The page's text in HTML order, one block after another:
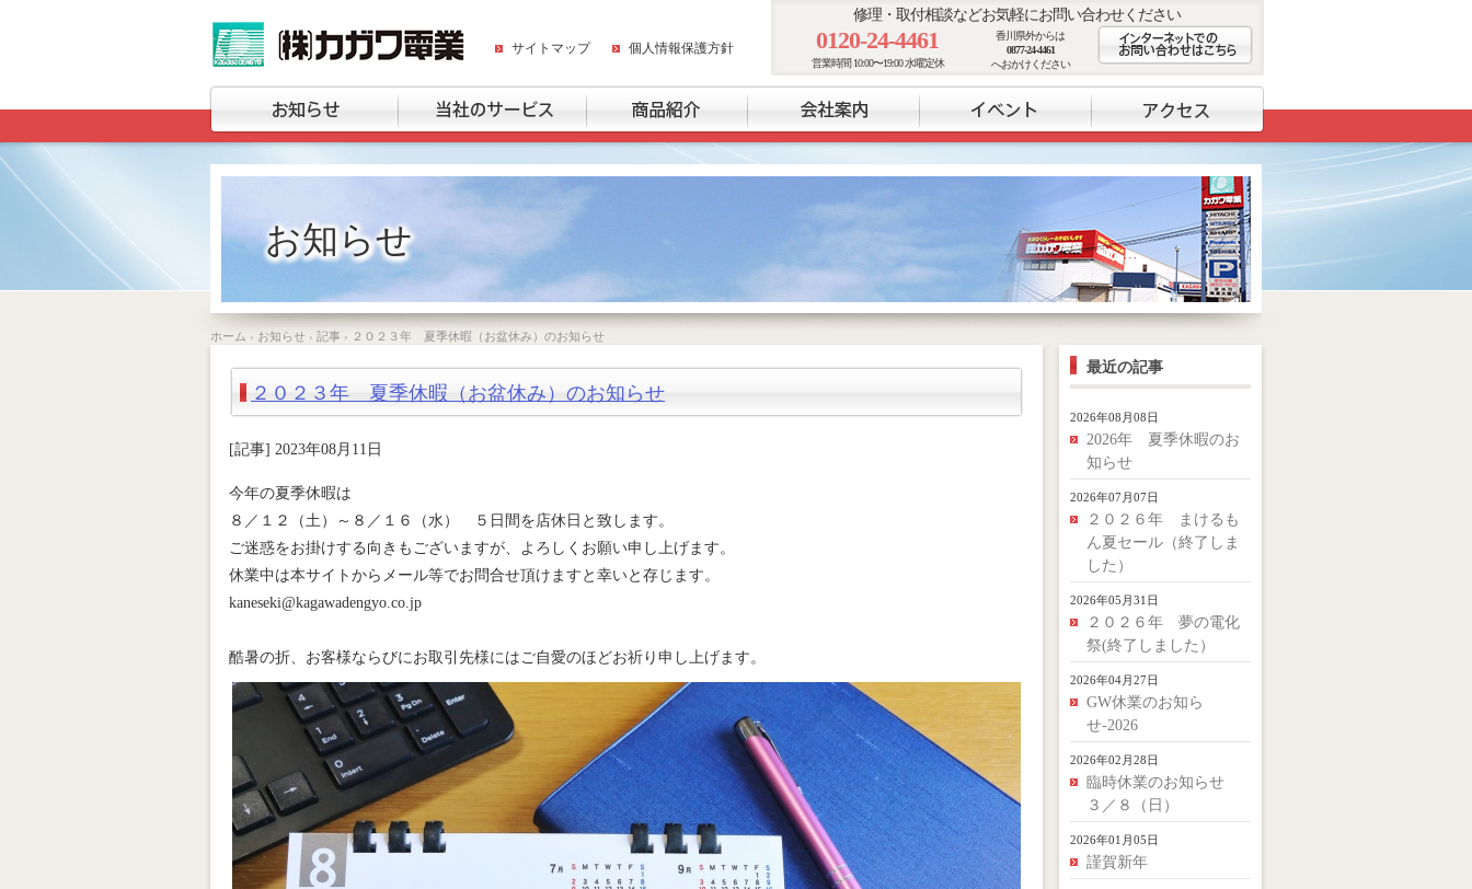
サイトマップ 個人情報保護方針
修理・取付相談などお気軽にお問い合わせください
0120-24-4461
営業時間 10:00〜19:00 水曜定休
香川県外からは
0877-24-4461
へおかけください
お知らせ
ホーム › お知らせ › 記事 › ２０２３年 夏季休暇（お盆休み）のお知らせ
２０２３年 夏季休暇（お盆休み）のお知らせ
[記事] 2023年08月11日
今年の夏季休暇は
８／１２（土）～８／１６（水） ５日間を店休日と致します。
ご迷惑をお掛けする向きもございますが、よろしくお願い申し上げます。
休業中は本サイトからメール等でお問合せ頂けますと幸いと存じます。
kaneseki@kagawadengyo.co.jp
酷暑の折、お客様ならびにお取引先様にはご自愛のほどお祈り申し上げます。
最近の記事
2026年08月08日
2026年 夏季休暇のお
知らせ
2026年07月07日
２０２６年 まけるも
ん夏セール（終了しま
した）
2026年05月31日
２０２６年 夢の電化
祭(終了しました）
2026年04月27日
GW休業のお知ら
せ-2026
2026年02月28日
臨時休業のお知らせ
３／８（日）
2026年01月05日
謹賀新年